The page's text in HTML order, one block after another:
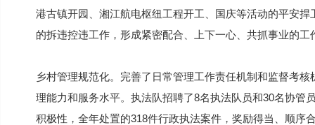
港古镇开园、湘江航电枢纽工程开工、国庆等活动的平安
的拆违控违工作，形成紧密配合、上下一心、共抓事业的工
乡村管理规范化。完善了日常管理工作责任机制和监督考
理能力和服务水平。执法队招聘了8名执法队员和30名协管
积极性，全年处置的318件行政执法案件，奖励得当、顺序